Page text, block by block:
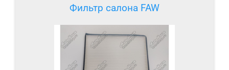
Фильтр салона FAW